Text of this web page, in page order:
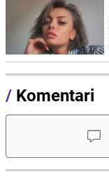
/ Komentari